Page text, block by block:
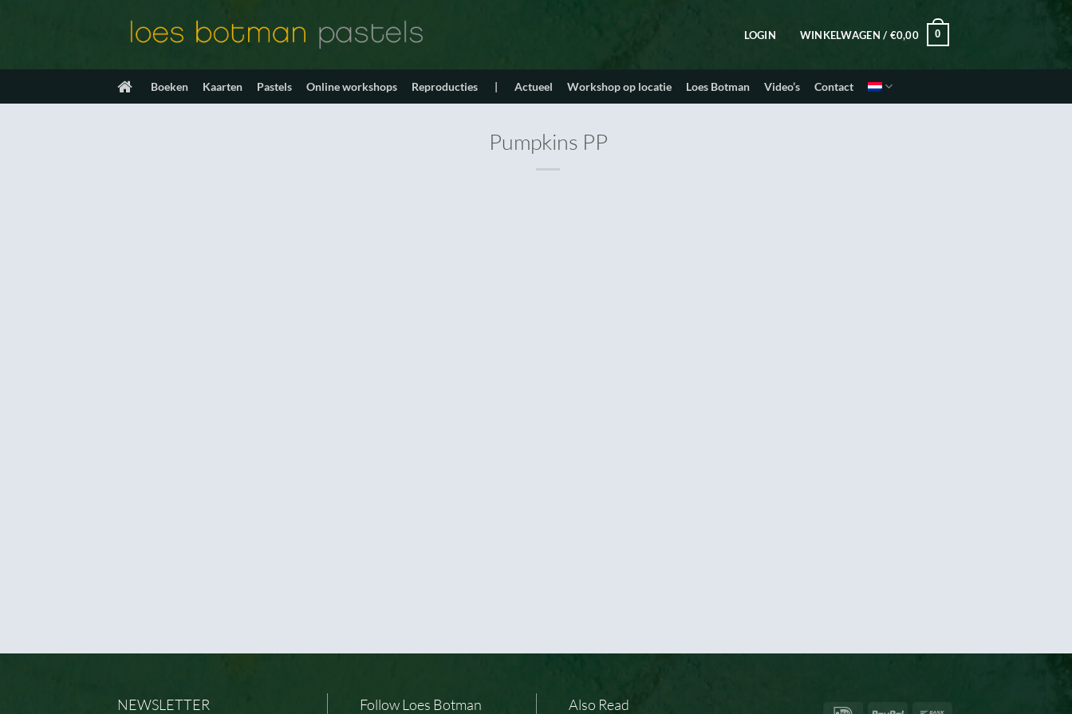
LOGIN WINKELWAGEN / €0,00 0
Boeken Kaarten Pastels Online workshops Reproducties | Actueel Workshop op locatie Loes Botman Video’s Contact
Pumpkins PP
NEWSLETTER Follow Loes Botman Also Read